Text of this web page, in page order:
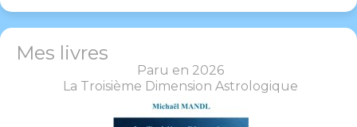
Mes livres
Paru en 2026
La Troisième Dimension Astrologique